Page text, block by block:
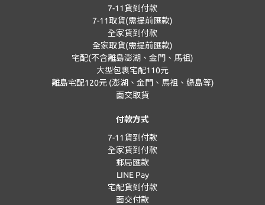
7-11貨到付款
7-11取貨(需提前匯款)
全家貨到付款
全家取貨(需提前匯款)
宅配(不含離島澎湖、金門、馬祖)
大型包裹宅配110元
離島宅配120元 (澎湖、金門、馬祖、綠島等)
面交取貨
付款方式
7-11貨到付款
全家貨到付款
郵局匯款
LINE Pay
宅配貨到付款
面交付款